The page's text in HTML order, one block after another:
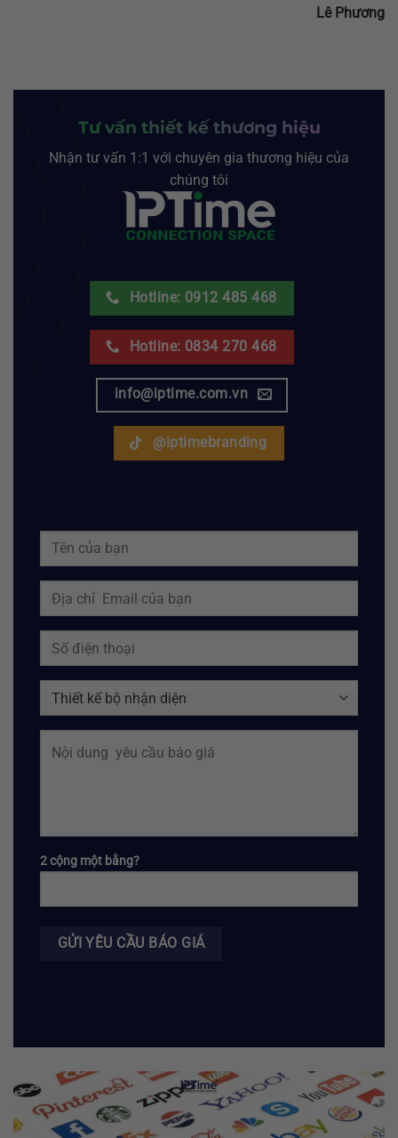
Lê Phương
Tư vấn thiết kế thương hiệu
Nhận tư vấn 1:1 với chuyên gia thương hiệu của
chúng tôi
Hotline: 0912 485 468
Hotline: 0834 270 468
info@iptime.com.vn
@iptimebranding
2 cộng một bằng?